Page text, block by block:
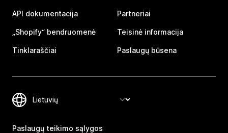
API dokumentacija
„Shopify“ bendruomenė
Tinklaraščiai
Partneriai
Teisinė informacija
Paslaugų būsena
Paslaugų teikimo sąlygos